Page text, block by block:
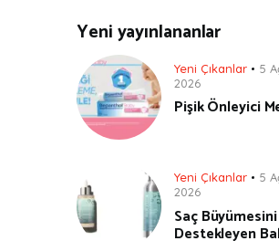
Yeni yayınlananlar
Yeni Çıkanlar
5
2026
Pişik Önleyici
Yeni Çıkanlar
5
2026
Saç Büyümesini
Destekleyen